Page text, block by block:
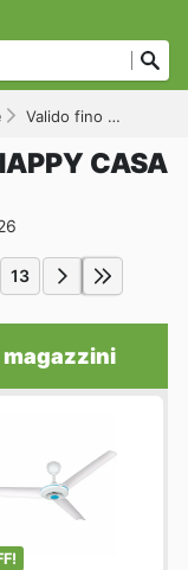
Valido fino a 06/06/2026
CASA
13